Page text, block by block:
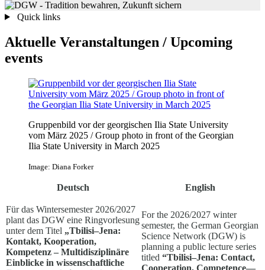
Quick links
Aktuelle Veranstaltungen / Upcoming
events
Gruppenbild vor der georgischen Ilia State University
vom März 2025 / Group photo in front of the Georgian
Ilia State University in March 2025
Image: Diana Forker
Deutsch English
Für das Wintersemester 2026/2027
plant das DGW eine Ringvorlesung
unter dem Titel „Tbilisi–Jena:
Kontakt, Kooperation,
Kompetenz – Multidisziplinäre
Einblicke in wissenschaftliche
For the 2026/2027 winter
semester, the German Georgian
Science Network (DGW) is
planning a public lecture series
titled “Tbilisi–Jena: Contact,
Cooperation, Competence—